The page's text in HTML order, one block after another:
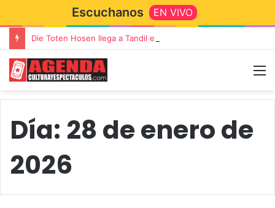
Escuchanos EN VIVO
Día: 28 de enero de
2026